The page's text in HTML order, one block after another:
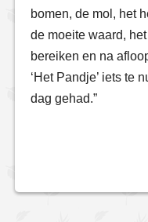
bomen, de mol, het
de moeite waard,
bereiken en na
‘Het Pandje’ iets te
dag gehad.”